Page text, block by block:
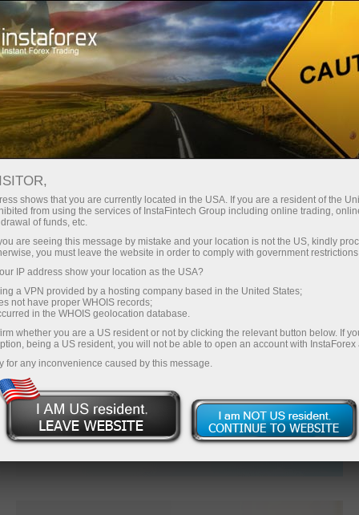
Untuk trader Ketentuan trading Trading IPO
Trading IPO dengan broker
global terpercaya
Segera temukan potensi saham IPO dalam
ketentuan trading yang menguntungkan
Buka akun
shows that you are currently located in the USA. If you are a resident of the
from using the services of InstaFintech Group including online trading,
of funds, etc.
are seeing this message by mistake and your location is not the US, kindly
you must leave the website in order to comply with government
IP address show your location as the USA?
a VPN provided by a hosting company based in the United States;
not have proper WHOIS records;
in the WHOIS geolocation database.
whether you are a US resident or not by clicking the relevant button below. If
being a US resident, you will not be able to open an account with InstaForex
for any inconvenience caused by this message.